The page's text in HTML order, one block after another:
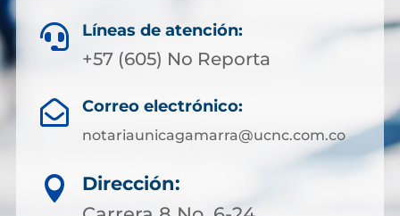
 Líneas de atención:
+57 (605) No Reporta
 Correo electrónico:
notariaunicagamarra@ucnc.com.co

Dirección: